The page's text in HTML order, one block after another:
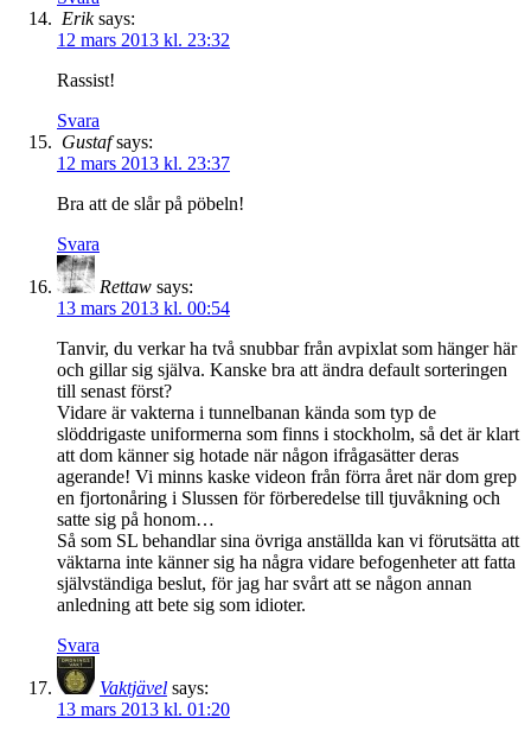
Erik says:
12 mars 2013 kl. 23:32
Rassist!
Svara
Gustaf says:
12 mars 2013 kl. 23:37
Bra att de slår på pöbeln!
Svara
Rettaw says:
13 mars 2013 kl. 00:54
Tanvir, du verkar ha två snubbar från avpixlat som hänger här
och gillar sig själva. Kanske bra att ändra default sorteringen
till senast först?
Vidare är vakterna i tunnelbanan kända som typ de
slöddrigaste uniformerna som finns i stockholm, så det är klart
att dom känner sig hotade när någon ifrågasätter deras
agerande! Vi minns kaske videon från förra året när dom grep
en fjortonåring i Slussen för förberedelse till tjuvåkning och
satte sig på honom…
Så som SL behandlar sina övriga anställda kan vi förutsätta att
väktarna inte känner sig ha några vidare befogenheter att fatta
självständiga beslut, för jag har svårt att se någon annan
anledning att bete sig som idioter.
Svara
Vaktjävel says:
13 mars 2013 kl. 01:20